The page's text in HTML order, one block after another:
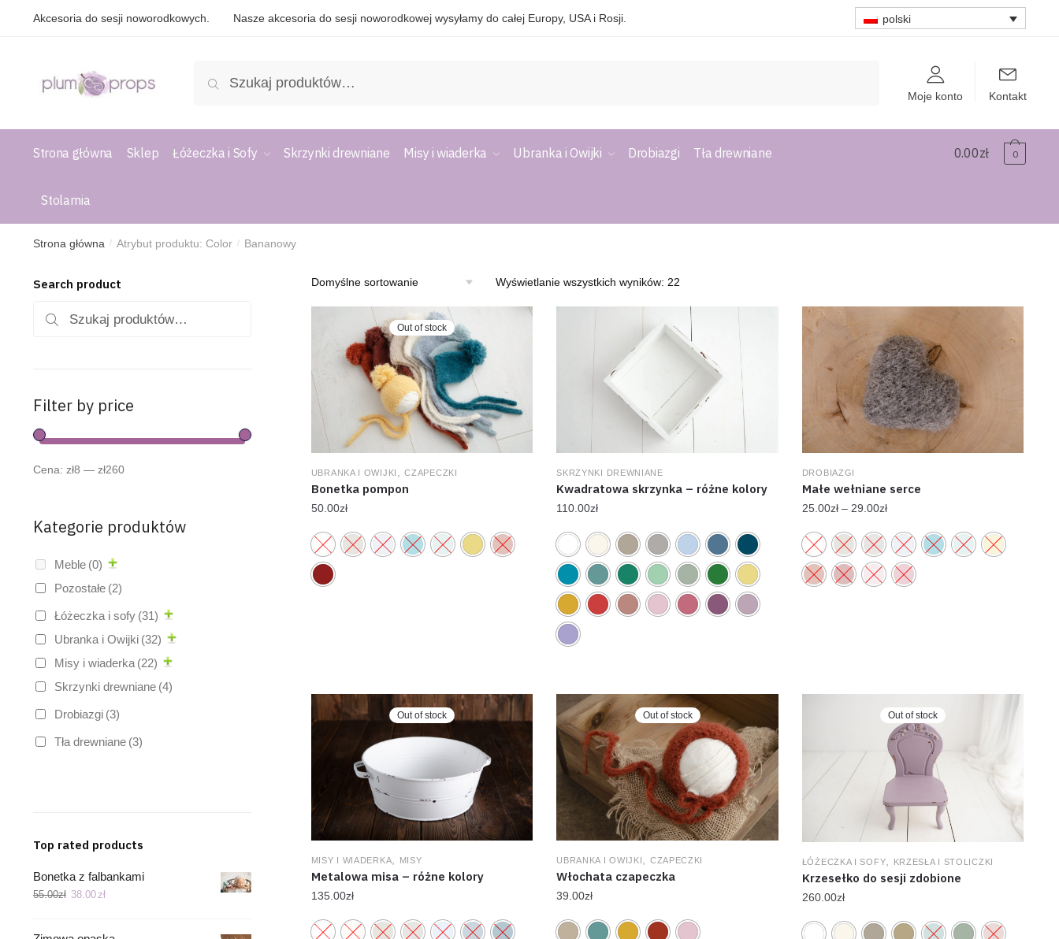
Akcesoria do sesji noworodkowych. Nasze akcesoria do sesji noworodkowej wysyłamy do całej Europy, USA i Rosji. polski
Szukaj
Moje konto Kontakt
Strona główna Sklep Łóżeczka i Sofy Skrzynki drewniane Misy i wiaderka Ubranka i Owijki Drobiazgi Tła drewniane
Stolarnia
0.00zł 0
Strona główna / Atrybut produktu: Color / Bananowy
Wyświetlanie wszystkich wyników: 22
Out of stock
UBRANKA I OWIJKI ,CZAPECZKI
Bonetka pompon
50.00zł
SKRZYNKI DREWNIANE
Kwadratowa skrzynka – różne kolory
110.00zł
DROBIAZGI
Małe wełniane serce
25.00zł– 29.00zł
Out of stock
MISY I WIADERKA MISY
Metalowa misa – różne kolory
135.00zł
Out of stock
UBRANKA I OWIJKI CZAPECZKI
Włochata czapeczka
39.00zł
Out of stock
ŁÓŻECZKA I SOFY KRZESŁA I STOLICZKI
Krzesełko do sesji zdobione
260.00zł
Search product
Szukaj
Filter by price
Cena: zł8 — zł260
Kategorie produktów
Meble (0)
Pozostałe (2)
Łóżeczka i sofy (31)
Ubranka i Owijki (32)
Misy i wiaderka (22)
Skrzynki drewniane (4)
Drobiazgi (3)
Tła drewniane (3)
Top rated products
Bonetka z falbankami
55.00zł 38.00 zł